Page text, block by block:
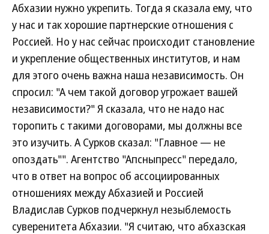
Абхазии нужно укрепить. Тогда я сказала ему, что
у нас и так хорошие партнерские отношения с
Россией. Но у нас сейчас происходит становление
и укрепление общественных институтов, и нам
для этого очень важна наша независимость. Он
спросил: "А чем такой договор угрожает вашей
независимости?" Я сказала, что не надо нас
торопить с такими договорами, мы должны все
это изучить. А Сурков сказал: "Главное — не
опоздать"". Агентство "Апсныпресс" передало,
что в ответ на вопрос об ассоциированных
отношениях между Абхазией и Россией
Владислав Сурков подчеркнул незыблемость
суверенитета Абхазии. "Я считаю, что абхазская